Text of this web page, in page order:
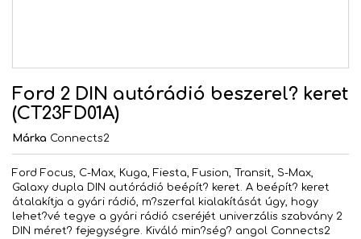
Ford 2 DIN autórádió beszerel? keret
(CT23FD01A)
Márka Connects2
Ford Focus, C-Max, Kuga, Fiesta, Fusion, Transit, S-Max,
Galaxy dupla DIN autórádió beépít? keret. A beépít? keret
átalakítja a gyári rádió, m?szerfal kialakítását úgy, hogy
lehet?vé tegye a gyári rádió cseréjét univerzális szabvány 2
DIN méret? fejegységre. Kiváló min?ség? angol Connects2